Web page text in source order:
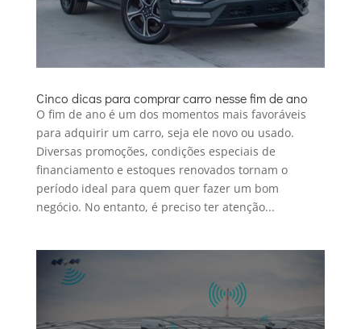
Cinco dicas para comprar carro nesse fim de ano
O fim de ano é um dos momentos mais favoráveis
para adquirir um carro, seja ele novo ou usado.
Diversas promoções, condições especiais de
financiamento e estoques renovados tornam o
período ideal para quem quer fazer um bom
negócio. No entanto, é preciso ter atenção...